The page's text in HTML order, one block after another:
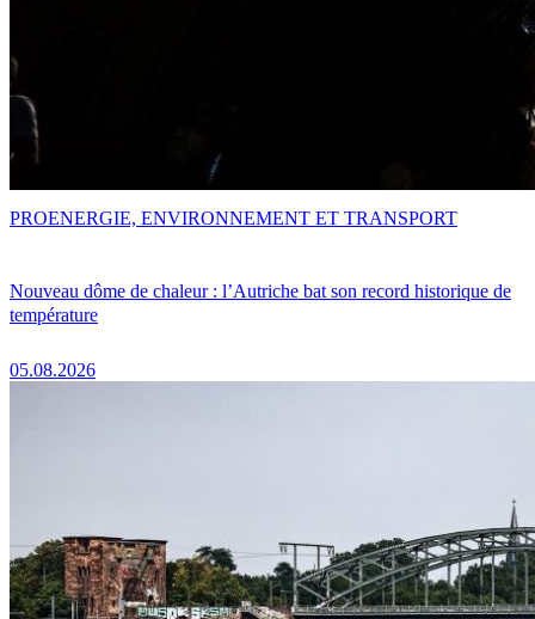
Nouveau dôme de chaleur : l’Autriche bat son record historique de
température
05.08.2026
PROENERGIE, ENVIRONNEMENT ET TRANSPORT